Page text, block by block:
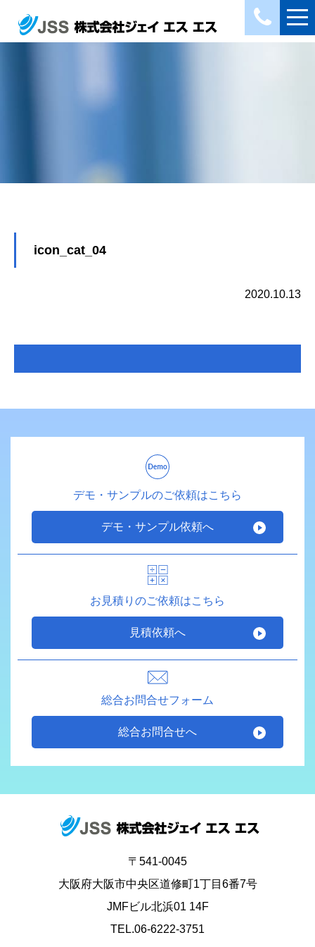
icon_cat_04
2020.10.13
デモ・サンプルのご依頼はこちら
デモ・サンプル依頼へ
お見積りのご依頼はこちら
見積依頼へ
総合お問合せフォーム
総合お問合せへ
〒541-0045
大阪府大阪市中央区道修町1丁目6番7号
JMFビル北浜01 14F
TEL.06-6222-3751